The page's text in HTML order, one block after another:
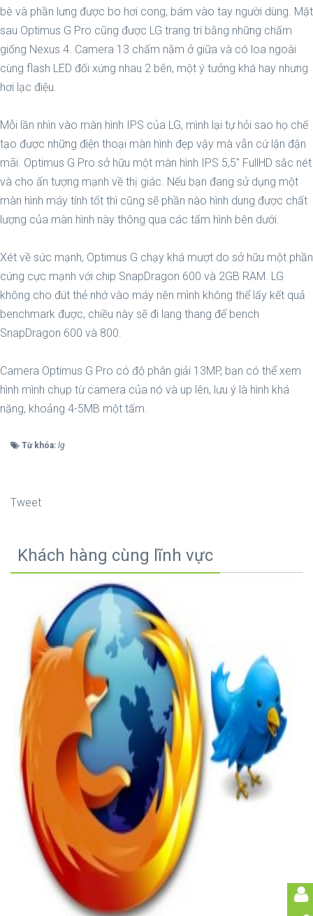
bè và phần lưng được bo hơi cong, bám vào tay người dùng. Mặt
sau Optimus G Pro cũng được LG trang trí bằng những chấm
giống Nexus 4. Camera 13 chấm nằm ở giữa và có loa ngoài
cùng flash LED đối xứng nhau 2 bên, một ý tưởng khá hay nhưng
hơi lạc điệu.
Mỗi lần nhìn vào màn hình IPS của LG, mình lại tự hỏi sao họ chế
tạo được những điện thoại màn hình đẹp vậy mà vẫn cứ lận đận
mãi. Optimus G Pro sở hữu một màn hình IPS 5,5" FullHD sắc nét
và cho ấn tượng mạnh về thị giác. Nếu bạn đang sử dụng một
màn hình máy tính tốt thì cũng sẽ phần nào hình dung được chất
lượng của màn hình này thông qua các tấm hình bên dưới.
Xét về sức mạnh, Optimus G chạy khá mượt do sở hữu một phần
cứng cực mạnh với chip SnapDragon 600 và 2GB RAM. LG
không cho đút thẻ nhớ vào máy nên mình không thể lấy kết quả
benchmark được, chiều này sẽ đi lang thang để bench
SnapDragon 600 và 800.
Camera Optimus G Pro có độ phân giải 13MP, bạn có thể xem
hình mình chụp từ camera của nó và up lên, lưu ý là hình khá
nặng, khoảng 4-5MB một tấm.
Từ khóa: lg
Tweet
Khách hàng cùng lĩnh vực